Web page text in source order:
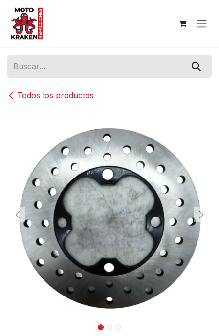
Ir al contenido
Todos los productos